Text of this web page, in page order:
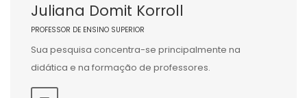
Juliana Domit Korroll
PROFESSOR DE ENSINO SUPERIOR
Sua pesquisa concentra-se principalmente na
didática e na formação de professores.